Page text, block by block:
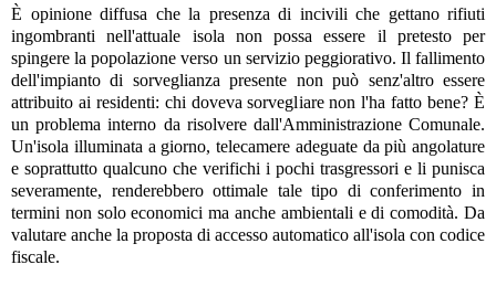
È opinione diffusa che la presenza di incivili che gettano rifiuti
ingombranti nell'attuale isola non possa essere il pretesto per
spingere la popolazione verso un servizio peggiorativo. Il fallimento
dell'impianto di sorveglianza presente non può senz'altro essere
attribuito ai residenti: chi doveva sorvegliare non l'ha fatto bene? È
un problema interno da risolvere dall'Amministrazione Comunale.
Un'isola illuminata a giorno, telecamere adeguate da più angolature
e soprattutto qualcuno che verifichi i pochi trasgressori e li punisca
severamente, renderebbero ottimale tale tipo di conferimento in
termini non solo economici ma anche ambientali e di comodità. Da
valutare anche la proposta di accesso automatico all'isola con codice
fiscale.